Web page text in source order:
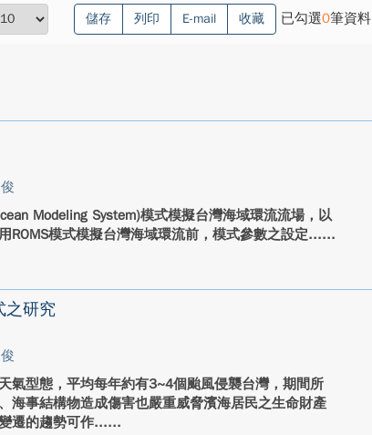
儲存 列印 E-mail 收藏 已勾選0筆資料
Modeling System)模式模擬台灣海域環流流場，以
ROMS模式模擬台灣海域環流前，模式參數之設定...
之研究
氣型態，平均每年約有3~4個颱風侵襲台灣，期間所
海事結構物造成傷害也嚴重威脅濱海居民之生命財產
遷的趨勢可作...